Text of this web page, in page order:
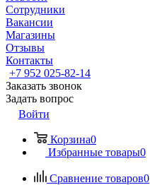
Сотрудники
Вакансии
Магазины
Отзывы
Контакты
+7 952 025-82-14
Заказать звонок
Задать вопрос
Войти
Корзина0
Избранные товары0
Сравнение товаров0